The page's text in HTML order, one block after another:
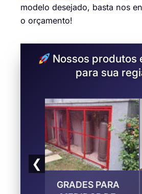
modelo desejado, basta nos
o orçamento!
Nossos produtos
para sua
❮
GRADES PARA